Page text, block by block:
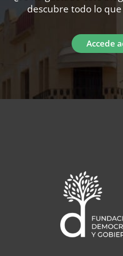
descubre todo lo
Accede